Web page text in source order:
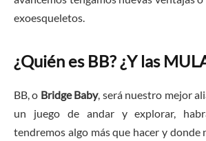
exoesqueletos.
¿Quién es BB? ¿Y las
BB, o Bridge Baby, será nuestro mejor
un juego de andar y explorar,
tendremos algo más que hacer y donde